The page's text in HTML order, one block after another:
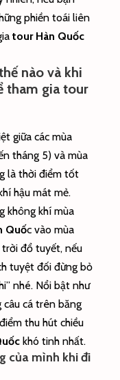
phiền toái liên
tour Hàn Quốc
nào và khi
tham gia tour
giữa các mùa
tháng 5) và mùa
là thời điểm tốt
hậu mát mẻ.
không khí mùa
Quốc vào mùa
trời đổ tuyết, nếu
tuyệt đối đừng bỏ
nhé. Nổi bật như
cá trên băng
thu hút chiều
khó tinh nhất.
của mình khi đi